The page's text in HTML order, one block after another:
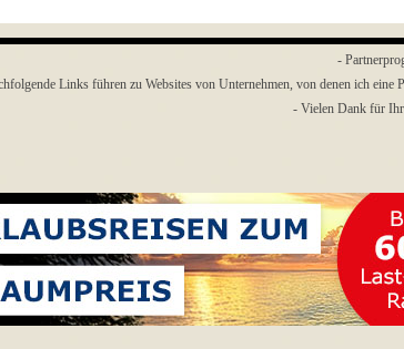
-
Links führen zu Websites von Unternehmen, von denen ich
- Vielen Dank für